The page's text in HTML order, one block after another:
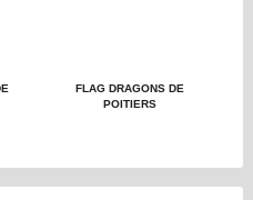
FLAG DRAGONS DE
POITIERS